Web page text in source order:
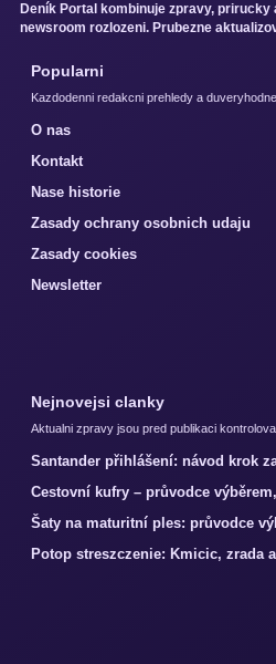
Deník Portal kombinuje zpravy, prirucky
newsroom rozlozeni. Prubezne
Popularni
Kazdodenni redakcni prehledy a
O nas
Kontakt
Nase historie
Zasady ochrany osobnich udaju
Zasady cookies
Newsletter
Nejnovejsi clanky
Aktualni zpravy jsou pred publikaci
Santander přihlášení: návod krok
Cestovní kufry – průvodce
Šaty na maturitní ples: průvodce
Potop streszczenie: Kmicic, zrada